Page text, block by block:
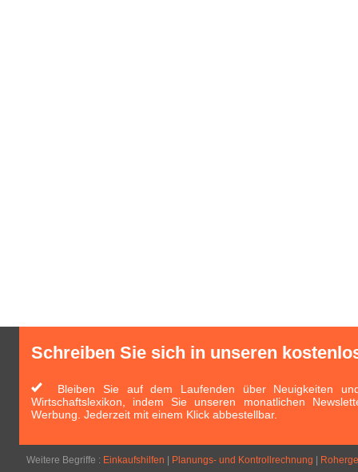
Schreiben Sie sich in unseren
Bleiben Sie auf dem Laufenden über Neuigkeiten
Wirtschaftslexikon, indem Sie unseren monatlichen
Werbung. Jederzeit mit einem Klick abbestellbar.
Weitere Begriffe : Einkaufshilfen Planungs- und Kontrollrechnung